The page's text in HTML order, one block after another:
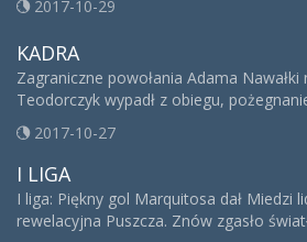
2017-10-29
KADRA
Zagraniczne powołania Adama
Teodorczyk wypadł z obiegu,
2017-10-27
I LIGA
I liga: Piękny gol Marquitosa dał Miedzi
rewelacyjna Puszcza. Znów zgasło